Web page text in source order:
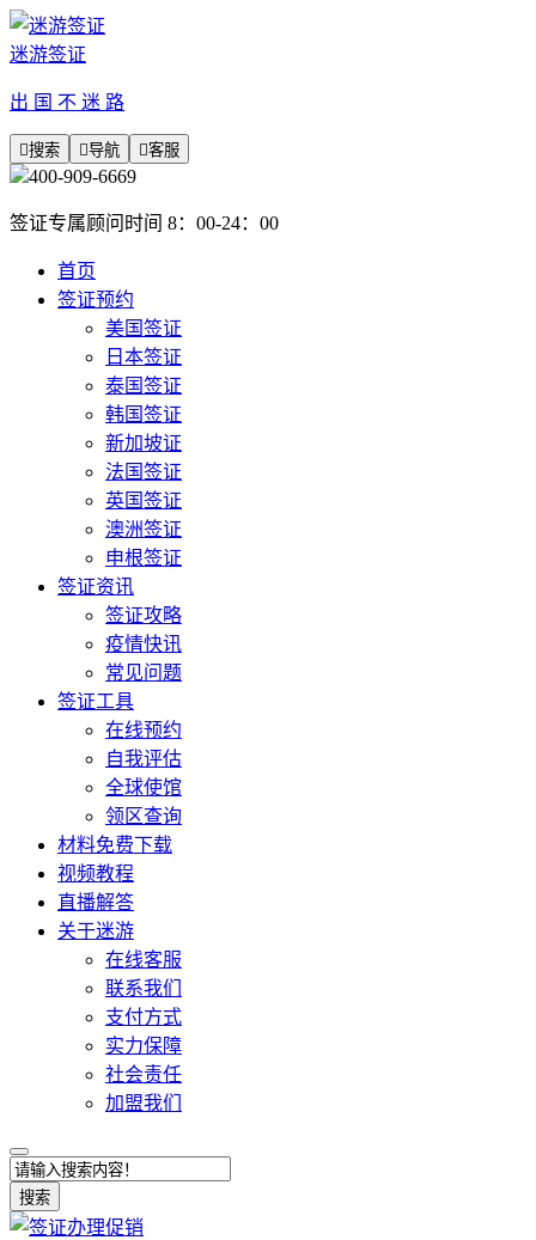
迷游签证
出 国 不 迷 路
搜索 导航 客服
400-909-6669
签证专属顾问时间 8：00-24：00
首页
签证预约
美国签证
日本签证
泰国签证
韩国签证
新加坡证
法国签证
英国签证
澳洲签证
申根签证
签证资讯
签证攻略
疫情快讯
常见问题
签证工具
在线预约
自我评估
全球使馆
领区查询
材料免费下载
视频教程
直播解答
关于迷游
在线客服
联系我们
支付方式
实力保障
社会责任
加盟我们
搜索